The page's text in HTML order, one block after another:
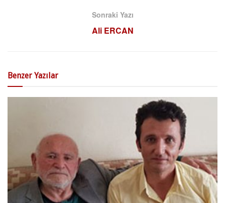
Sonraki Yazı
Ali ERCAN
Benzer Yazılar